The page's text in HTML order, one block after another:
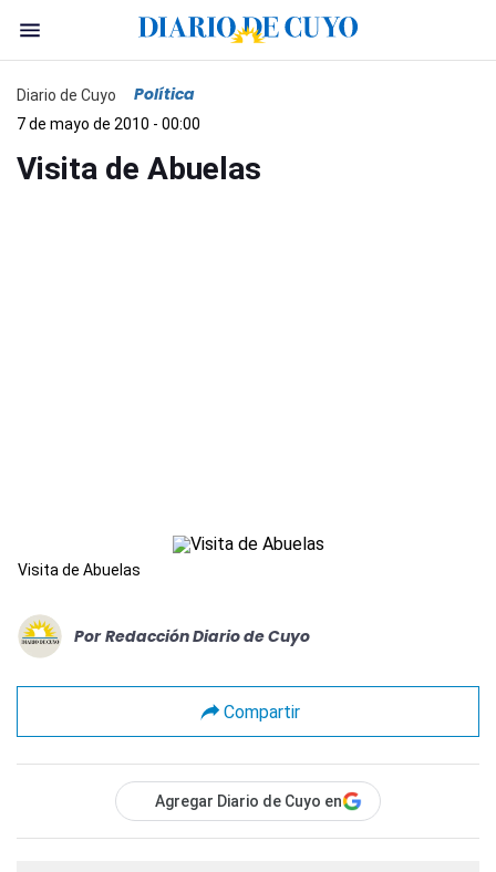
Diario de Cuyo Política
7 de mayo de 2010 - 00:00
Visita de Abuelas
Visita de Abuelas
Por Redacción Diario de Cuyo
Compartir
Agregar Diario de Cuyo en